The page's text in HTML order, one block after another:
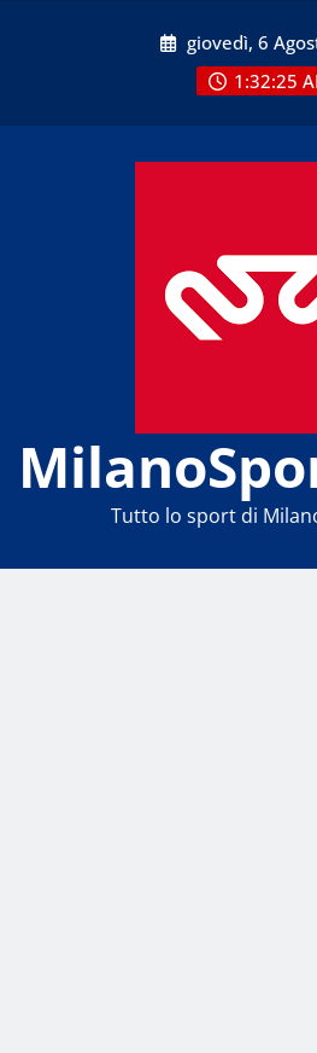
giovedì, 6
1:32:25
Tutto lo sport di